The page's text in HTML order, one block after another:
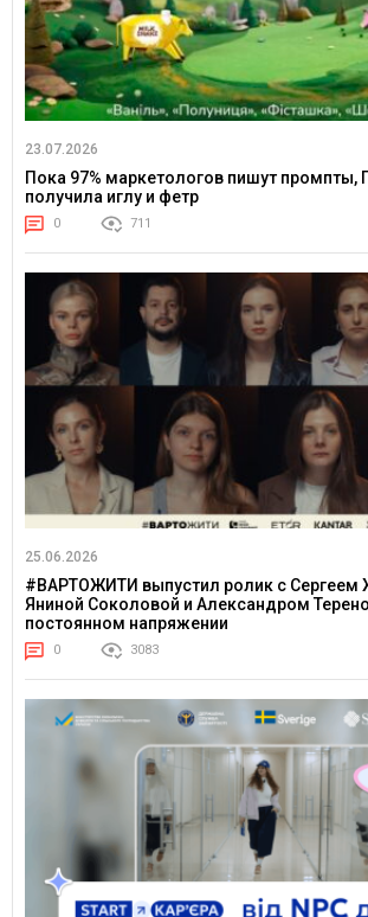
23.07.2026
Пока 97% маркетологов пишут промпты,
получила иглу и фетр
0 711
25.06.2026
#ВАРТОЖИТИ выпустил ролик с Сергеем
Яниной Соколовой и Александром
постоянном напряжении
0 3083